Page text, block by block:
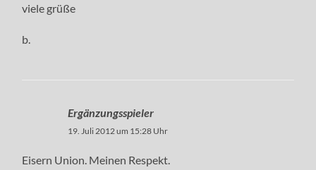
viele grüße
b.
Ergänzungsspieler
19. Juli 2012 um 15:28 Uhr
Eisern Union. Meinen Respekt.